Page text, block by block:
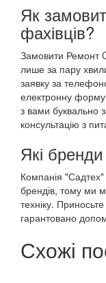
Як
фахівців?
Замовити Ремонт
лише за пару
заявку за
електронну форму
з вами буквально
консультацію з
Які
Компанія "Садтех"
брендів, тому ми
техніку.
гарантовано
Схожі